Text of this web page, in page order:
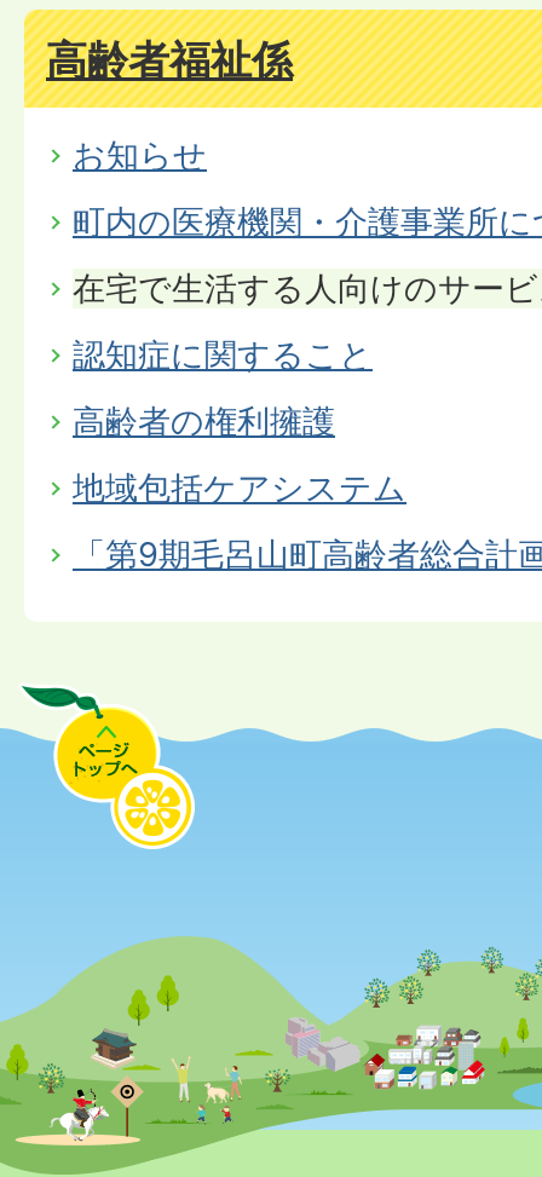
高齢者福祉係
お知らせ
町内の医療機関・介護事業所
在宅で生活する人向けのサー
認知症に関すること
高齢者の権利擁護
地域包括ケアシステム
「第9期毛呂山町高齢者総合